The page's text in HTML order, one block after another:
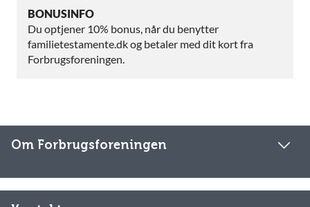
BONUSINFO
Du optjener 10% bonus, når du benytter
familietestamente.dk og betaler med dit kort fra
Forbrugsforeningen.
Om Forbrugsforeningen